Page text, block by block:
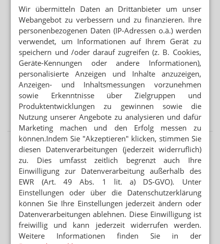
Wir übermitteln Daten an Drittanbieter um unser
Webangebot zu verbessern und zu finanzieren. Ihre
personenbezogenen Daten (IP-Adressen o.ä.) werden
verwendet, um Informationen auf Ihrem Gerät zu
speichern und /oder darauf zugreifen (z. B. Cookies,
Geräte-Kennungen oder andere Informationen),
personalisierte Anzeigen und Inhalte anzuzeigen,
Anzeigen- und Inhaltsmessungen vorzunehmen
sowie Erkenntnisse über Zielgruppen und
Produktentwicklungen zu gewinnen sowie die
Nutzung unserer Angebote zu analysieren und dafür
Marketing machen und den Erfolg messen zu
können.Indem Sie "Akzeptieren" klicken, stimmen Sie
diesen Datenverarbeitungen (jederzeit widerruflich)
zu. Dies umfasst zeitlich begrenzt auch Ihre
Einwilligung zur Datenverarbeitung außerhalb des
EWR (Art. 49 Abs. 1 lit. a) DS-GVO). Unter
Einstellungen oder über die Datenschutzerklärung
können Sie Ihre Einstellungen jederzeit ändern oder
Datenverarbeitungen ablehnen. Diese Einwilligung ist
freiwillig und kann jederzeit widerrufen werden.
Weitere Informationen finden Sie in der
Mehr aus Ressort
APORETRO – DER SATIRISCHE WOCHENRÜCKBLICK
Apotheken sollen Heizlüfter und Sandsäcke abgeben
PREISSENKUNG NACH BESTELLUNG
Monatswechsel: Apotheke verliert 2000 Euro
GESETZGEBER MUSS HANDELN
Urteil verbietet Rezepturen im Sprechstundenbedarf